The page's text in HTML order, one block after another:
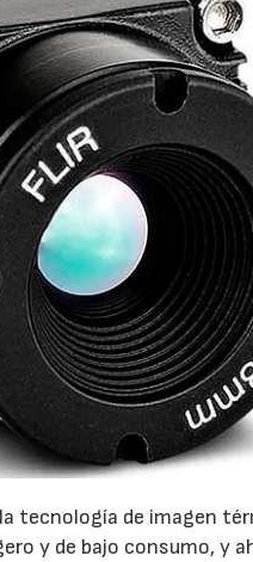
tecnología de imagen
y de bajo consumo, y